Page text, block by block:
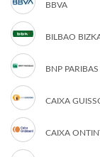
BBVA
BILBAO
BNP PARIBAS
CAIXA
CAIXA